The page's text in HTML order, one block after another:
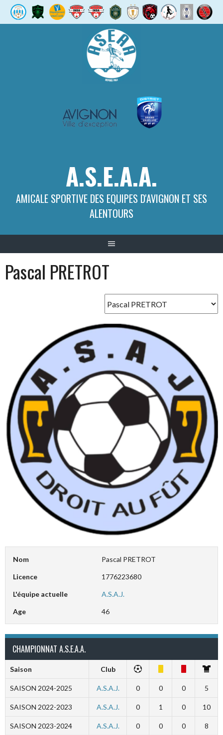
A.S.E.A.A.
AMICALE SPORTIVE DES EQUIPES D'AVIGNON ET SES
ALENTOURS
Pascal PRETROT
Nom Pascal PRETROT
Licence 1776223680
L'équipe actuelle A.S.A.J.
Age 46
CHAMPIONNAT A.S.E.A.A.
Saison Club
SAISON 2024-2025 A.S.A.J. 0 0 0 5
SAISON 2022-2023 A.S.A.J. 0 1 0 10
SAISON 2023-2024 A.S.A.J. 0 0 0 8